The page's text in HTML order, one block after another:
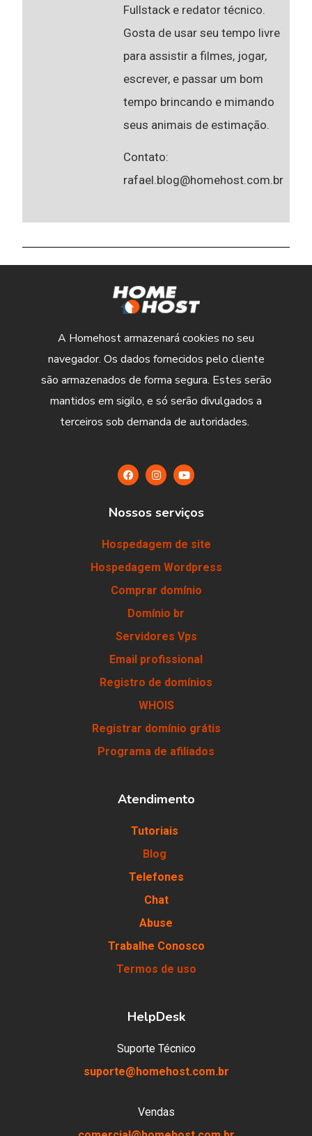
Fullstack e redator técnico.
Gosta de usar seu tempo livre
para assistir a filmes, jogar,
escrever, e passar um bom
tempo brincando e mimando
seus animais de estimação.
Contato:
rafael.blog@homehost.com.br
A Homehost armazenará cookies no seu
navegador. Os dados fornecidos pelo cliente
são armazenados de forma segura. Estes serão
mantidos em sigilo, e só serão divulgados a
terceiros sob demanda de autoridades.
Nossos serviços
Hospedagem de site
Hospedagem Wordpress
Comprar domínio
Domínio br
Servidores Vps
Email profissional
Registro de domínios
WHOIS
Registrar domínio grátis
Programa de afiliados
Atendimento
Tutoriais
Blog
Telefones
Chat
Abuse
Trabalhe Conosco
Termos de uso
HelpDesk
Suporte Técnico
suporte@homehost.com.br
Vendas